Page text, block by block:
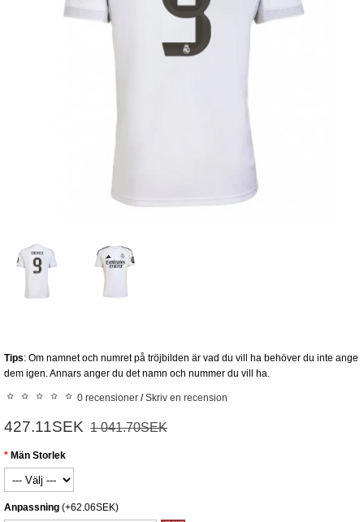
Tips: Om namnet och numret på tröjbilden är vad du vill ha behöver du inte ange
dem igen. Annars anger du det namn och nummer du vill ha.
0 recensioner /Skriv en recension
427.11SEK 1 041.70SEK
Män Storlek
Anpassning (+62.06SEK)